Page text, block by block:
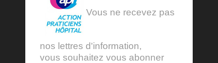
Vous ne recevez pas
nos lettres d'information,
vous souhaitez vous abonner